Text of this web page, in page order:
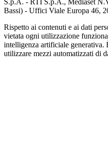
S.p.A. - RTI S.p.A., Mediaset
Bassi) - Uffici Viale Europa 46,
Rispetto ai contenuti e ai dati
vietata ogni utilizzazione
intelligenza artificiale generativa.
utilizzare mezzi automatizzati di